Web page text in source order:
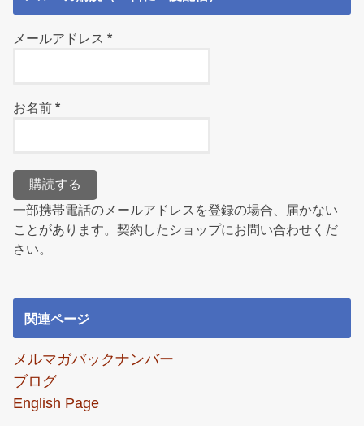
メールアドレス*
お名前*
一部携帯電話のメールアドレスを登録の場合、届かない
ことがあります。契約したショップにお問い合わせくだ
さい。
関連ページ
メルマガバックナンバー
ブログ
English Page